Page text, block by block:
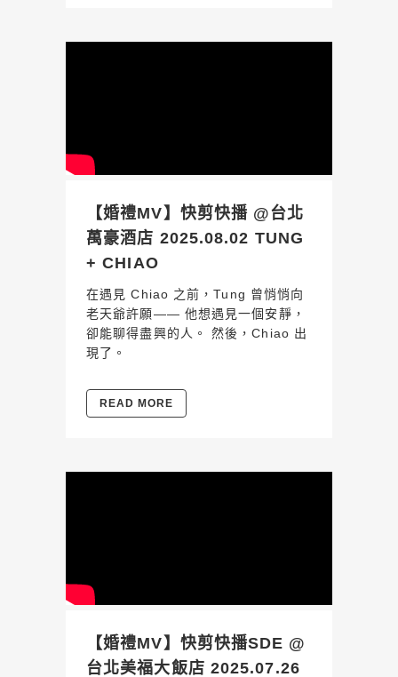
【婚禮MV】快剪快播 @台北
萬豪酒店 2025.08.02 TUNG
+ CHIAO
在遇見 Chiao 之前，Tung 曾悄悄向
老天爺許願—— 他想遇見一個安靜，
卻能聊得盡興的人。 然後，Chiao 出
現了。
READ MORE
【婚禮MV】快剪快播SDE @
台北美福大飯店 2025.07.26